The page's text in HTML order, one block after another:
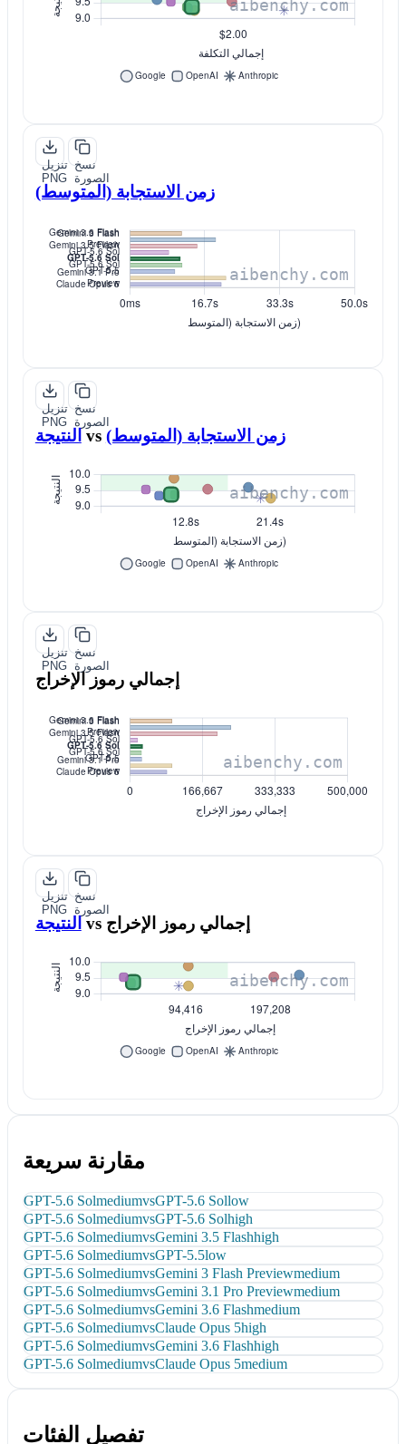
تنزيل
PNG
نسخ
الصورة
زمن الاستجابة (المتوسط)
تنزيل
PNG
نسخ
الصورة
النتيجة vs زمن الاستجابة (المتوسط)
تنزيل
PNG
نسخ
الصورة
إجمالي رموز الإخراج
تنزيل
PNG
نسخ
الصورة
النتيجة vs إجمالي رموز الإخراج
مقارنة سريعة
GPT-5.6 SolmediumvsGPT-5.6 Sollow
GPT-5.6 SolmediumvsGPT-5.6 Solhigh
GPT-5.6 SolmediumvsGemini 3.5 Flashhigh
GPT-5.6 SolmediumvsGPT-5.5low
GPT-5.6 SolmediumvsGemini 3 Flash Previewmedium
GPT-5.6 SolmediumvsGemini 3.1 Pro Previewmedium
GPT-5.6 SolmediumvsGemini 3.6 Flashmedium
GPT-5.6 SolmediumvsClaude Opus 5high
GPT-5.6 SolmediumvsGemini 3.6 Flashhigh
GPT-5.6 SolmediumvsClaude Opus 5medium
تفصيل الفئات